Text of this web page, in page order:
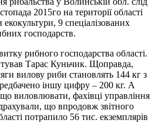
2015­го на території області
екокультури, 9 спеціалізованих
господарств.
рибного господарства області.
Тарас Куньчик. Щоправда,
вилову риби становлять 144 кг з
іншу цифру – 200 кг. А
виловлювати, фахівці управління
що впродовж звітного
потрапило 56 тис. екземплярів